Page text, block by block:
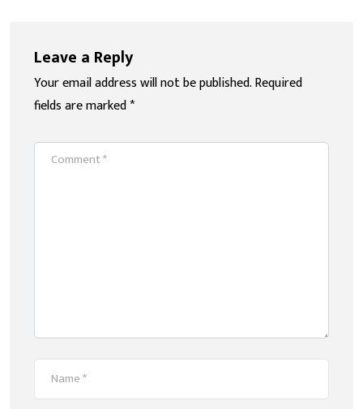
Leave a Reply
Your email address will not be published.Required
fields are marked*